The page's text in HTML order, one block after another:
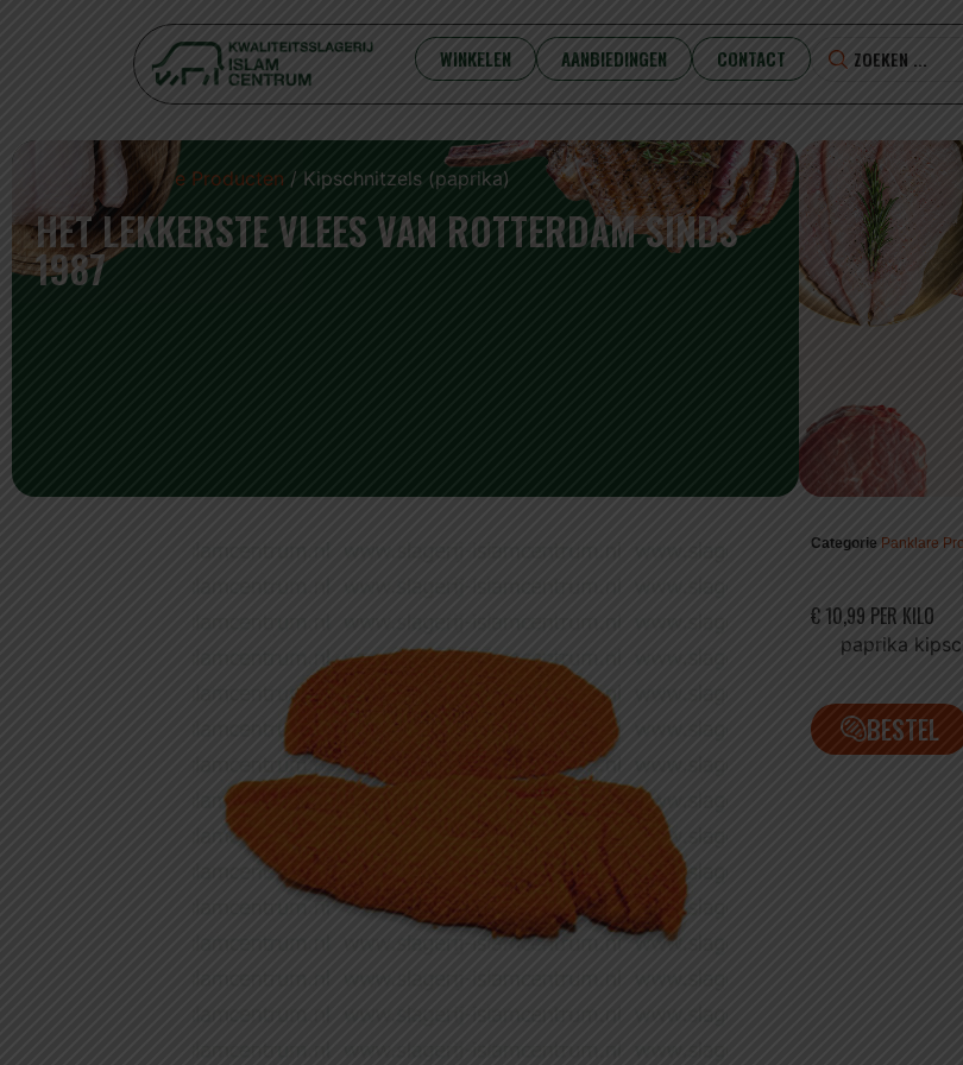
WINKELEN AANBIEDINGEN CONTACT
/ Panklare Producten / Kipschnitzels (paprika)
HET LEKKERSTE VLEES VAN ROTTERDAM SINDS
1987
Categorie Panklare
€ 10,99 PER KILO
paprika
BESTEL